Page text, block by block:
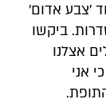
'צבע אדום'
ביקשו
אצלנו
אני